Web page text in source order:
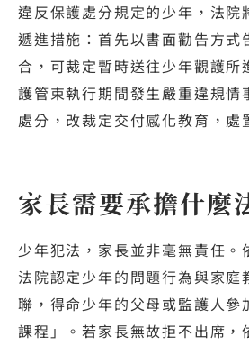
違反保護處分規定的少年，法院
遞進措施：首先以書面勸告方式
合，可裁定暫時送往少年觀護所
護管束執行期間發生嚴重違規情
處分，改裁定交付感化教育，處
家長需要承擔什麼
少年犯法，家長並非毫無責任。
法院認定少年的問題行為與家庭
聯，得命少年的父母或監護人參
課程」。若家長無故拒不出席，